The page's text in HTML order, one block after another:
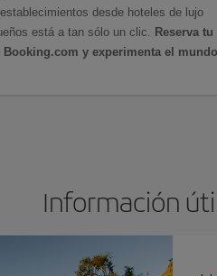
desde hoteles de lujo
está a tan sólo un clic.
Reserva tu
y experimenta el
Información